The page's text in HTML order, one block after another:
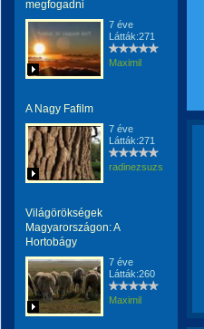
megfogadni
7 éve
Látták:271
Maximil
A Nagy Fafilm
7 éve
Látták:271
radinezsuzsa
Világörökségek
Magyarországon: A
Hortobágy
7 éve
Látták:260
Maximil